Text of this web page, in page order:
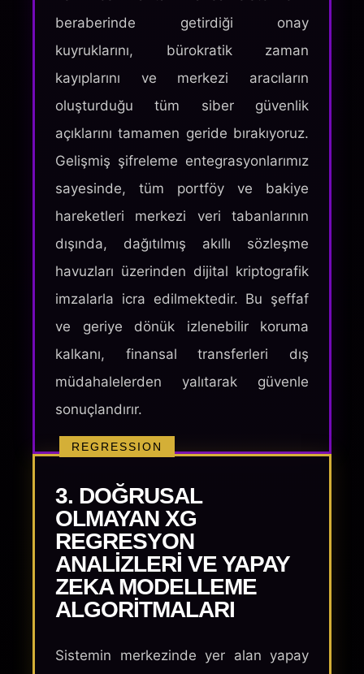
beraberinde getirdiği onay
kuyruklarını, bürokratik zaman
kayıplarını ve merkezi aracıların
oluşturduğu tüm siber güvenlik
açıklarını tamamen geride bırakıyoruz.
Gelişmiş şifreleme entegrasyonlarımız
sayesinde, tüm portföy ve bakiye
hareketleri merkezi veri tabanlarının
dışında, dağıtılmış akıllı sözleşme
havuzları üzerinden dijital kriptografik
imzalarla icra edilmektedir. Bu şeffaf
ve geriye dönük izlenebilir koruma
kalkanı, finansal transferleri dış
müdahalelerden yalıtarak güvenle
sonuçlandırır.
REGRESSION
3. DOĞRUSAL
OLMAYAN XG
REGRESYON
ANALIZLERI VE YAPAY
ZEKA MODELLEME
ALGORITMALARI
Sistemin merkezinde yer alan yapay